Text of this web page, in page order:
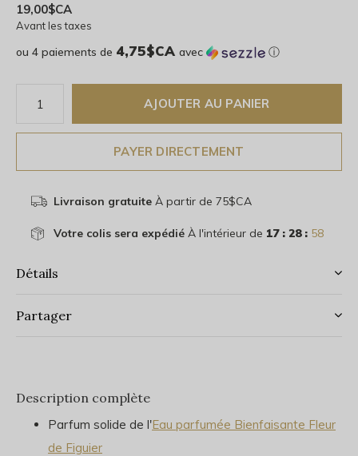
19,00$CA
Avant les taxes
ou 4 paiements de 4,75$CA avec ⓘ
AJOUTER AU PANIER
PAYER DIRECTEMENT
Livraison gratuiteÀ partir de 75$CA
Votre colis sera expédiéÀ l'intérieur de 17 : 28 : 58
Détails
Partager
Description complète
Parfum solide de l'Eau parfumée Bienfaisante Fleur
de Figuier